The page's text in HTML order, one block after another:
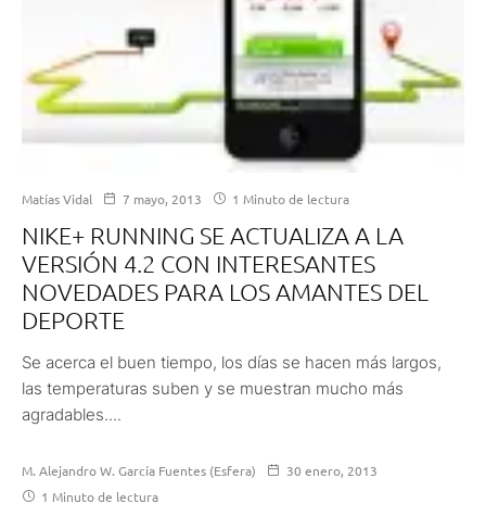
Matías Vidal 7 mayo, 2013 1 Minuto de lectura
NIKE+ RUNNING SE ACTUALIZA A LA
VERSIÓN 4.2 CON INTERESANTES
NOVEDADES PARA LOS AMANTES DEL
DEPORTE
Se acerca el buen tiempo, los días se hacen más largos,
las temperaturas suben y se muestran mucho más
agradables....
M. Alejandro W. García Fuentes (Esfera)
30 enero, 2013
1 Minuto de lectura